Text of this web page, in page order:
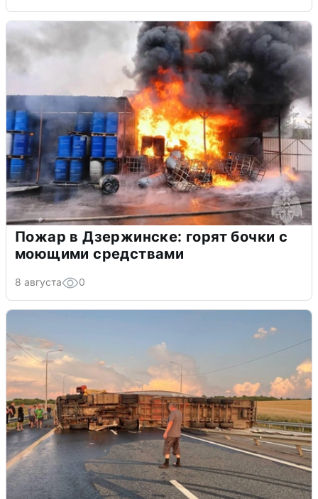
Пожар в Дзержинске: горят бочки с
моющими средствами
8 августа 0